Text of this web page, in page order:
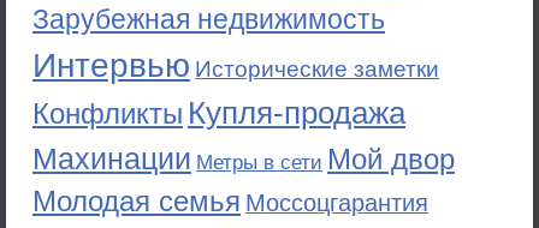
Зарубежная недвижимость
Интервью Исторические заметки
Конфликты Купля-продажа
Махинации Метры в сети Мой двор
Молодая семья Моссоцгарантия